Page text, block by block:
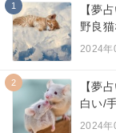
1
【夢
野良
2024年
2
【夢
白い/
2024年